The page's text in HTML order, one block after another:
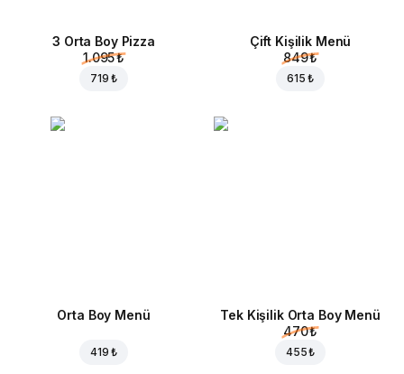
3 Orta Boy Pizza
1.095 ₺
719 ₺
Çift Kişilik Menü
849 ₺
615 ₺
Orta Boy Menü
419 ₺
Tek Kişilik Orta Boy Menü
470 ₺
455 ₺